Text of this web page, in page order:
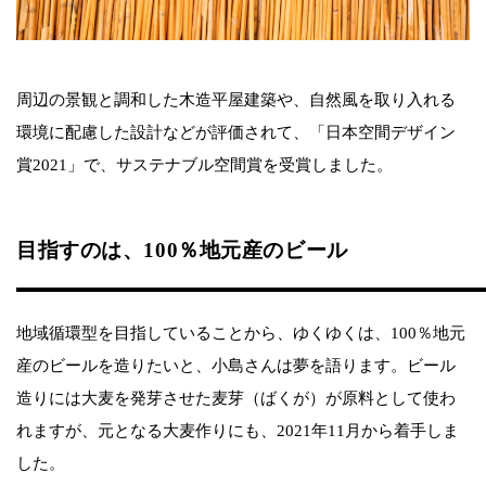
周辺の景観と調和した木造平屋建築や、自然風を取り入れる
環境に配慮した設計などが評価されて、「日本空間デザイン
賞2021」で、サステナブル空間賞を受賞しました。
目指すのは、100％地元産のビール
地域循環型を目指していることから、ゆくゆくは、100％地元
産のビールを造りたいと、小島さんは夢を語ります。ビール
造りには大麦を発芽させた麦芽（ばくが）が原料として使わ
れますが、元となる大麦作りにも、2021年11月から着手しま
した。